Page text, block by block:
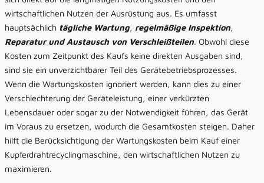
wirtschaftlichen Nutzen der Ausrüstung aus. Es umfasst
hauptsächlich tägliche Wartung, regelmäßige Inspektion,
Reparatur und Austausch von Verschleißteilen. Obwohl diese
Kosten zum Zeitpunkt des Kaufs keine direkten Ausgaben sind,
sind sie ein unverzichtbarer Teil des Gerätebetriebsprozesses.
Wenn die Wartungskosten ignoriert werden, kann dies zu einer
Verschlechterung der Geräteleistung, einer verkürzten
Lebensdauer oder sogar zu der Notwendigkeit führen, das Gerät
im Voraus zu ersetzen, wodurch die Gesamtkosten steigen. Daher
hilft die Berücksichtigung der Wartungskosten beim Kauf einer
Kupferdrahtrecyclingmaschine, den wirtschaftlichen Nutzen zu
maximieren.